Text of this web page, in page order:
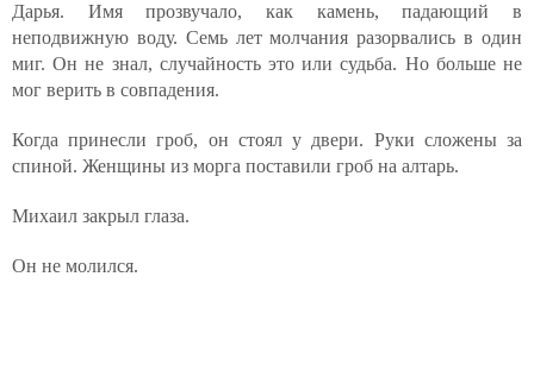
Дарья. Имя прозвучало, как камень, падающий в
неподвижную воду. Семь лет молчания разорвались в один
миг. Он не знал, случайность это или судьба. Но больше не
мог верить в совпадения.
Когда принесли гроб, он стоял у двери. Руки сложены за
спиной. Женщины из морга поставили гроб на алтарь.
Михаил закрыл глаза.
Он не молился.